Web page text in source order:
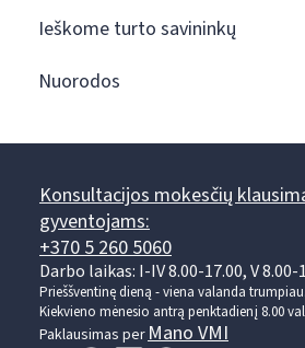
Ieškome turto savininkų
Nuorodos
Konsultacijos mokesčių
gyventojams:
+370 5 260 5060
Darbo laikas: I-IV 8.00-17.00, V 8.00-
Prieššventinę dieną - viena valanda trumpiau.
Kiekvieno mėnesio antrą penktadienį 8.00
Paklausimas perMano VMI